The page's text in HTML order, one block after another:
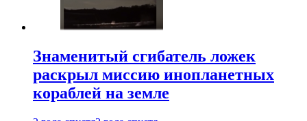
Знаменитый сгибатель ложек
раскрыл миссию инопланетных
кораблей на земле